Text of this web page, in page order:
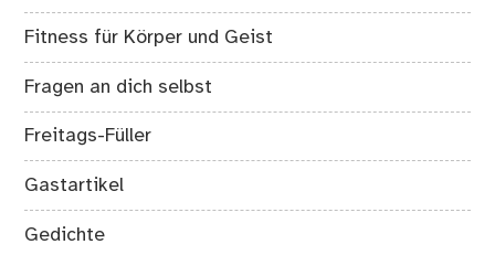
Fitness für Körper und Geist
Fragen an dich selbst
Freitags-Füller
Gastartikel
Gedichte